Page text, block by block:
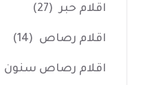
اقلام حبر (27)
اقلام رصاص (14)
اقلام رصاص سنون